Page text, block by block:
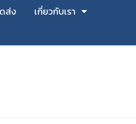
ส่ง เกี่ยวกับเรา